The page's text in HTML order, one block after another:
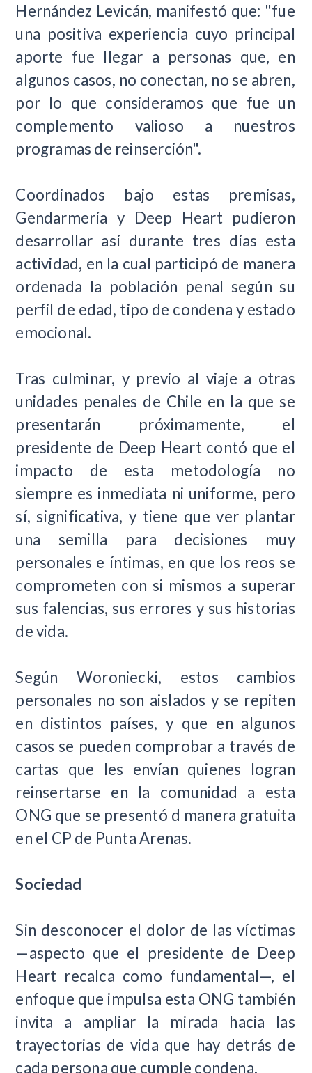
Hernández Levicán, manifestó que: "fue
una positiva experiencia cuyo principal
aporte fue llegar a personas que, en
algunos casos, no conectan, no se abren,
por lo que consideramos que fue un
complemento valioso a nuestros
programas de reinserción".
Coordinados bajo estas premisas,
Gendarmería y Deep Heart pudieron
desarrollar así durante tres días esta
actividad, en la cual participó de manera
ordenada la población penal según su
perfil de edad, tipo de condena y estado
emocional.
Tras culminar, y previo al viaje a otras
unidades penales de Chile en la que se
presentarán próximamente, el
presidente de Deep Heart contó que el
impacto de esta metodología no
siempre es inmediata ni uniforme, pero
sí, significativa, y tiene que ver plantar
una semilla para decisiones muy
personales e íntimas, en que los reos se
comprometen con si mismos a superar
sus falencias, sus errores y sus historias
de vida.
Según Woroniecki, estos cambios
personales no son aislados y se repiten
en distintos países, y que en algunos
casos se pueden comprobar a través de
cartas que les envían quienes logran
reinsertarse en la comunidad a esta
ONG que se presentó d manera gratuita
en el CP de Punta Arenas.
Sociedad
Sin desconocer el dolor de las víctimas
—aspecto que el presidente de Deep
Heart recalca como fundamental—, el
enfoque que impulsa esta ONG también
invita a ampliar la mirada hacia las
trayectorias de vida que hay detrás de
cada persona que cumple condena.